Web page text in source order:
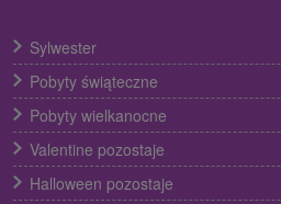
Sylwester
Pobyty świąteczne
Pobyty wielkanocne
Valentine pozostaje
Halloween pozostaje